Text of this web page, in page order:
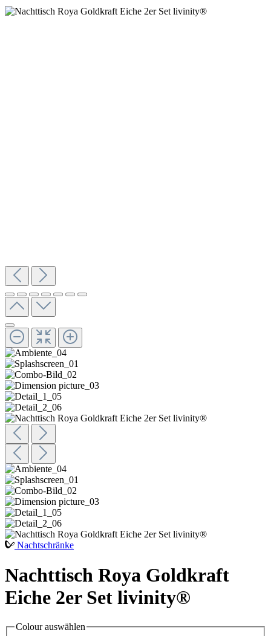
Nachtschränke
Nachttisch Roya Goldkraft
Eiche 2er Set livinity®
Colourauswählen